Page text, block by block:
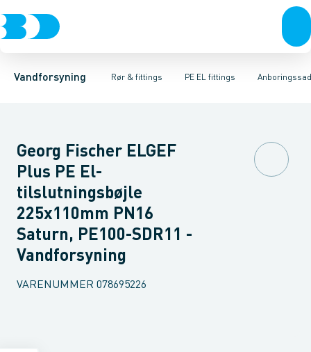
Vandforsyning Rør & fittings
Rør & fittingsKoblinger & anboringerMuffer, klemmer &
PE EL fittings
PE rørPE EL fittingsPE fittings Duktiljern fittings
VinklerT-stykker SvejsemufferReduktionerAnboringssadler-
Georg Fischer ELGEF
Plus PE El-
tilslutningsbøjle
225x110mm PN16
Saturn, PE100-SDR11 -
Vandforsyning
VARENUMMER 078695226